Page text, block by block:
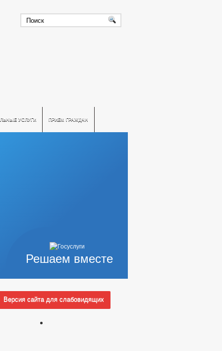
УСЛУГИ ПРИЕМ ГРАЖДАН
Решаем вместе
Версия сайта для слабовидящих